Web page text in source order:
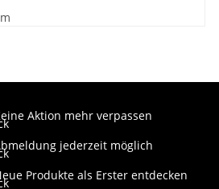
Aktion mehr verpassen
jederzeit möglich
Produkte als Erster entdecken